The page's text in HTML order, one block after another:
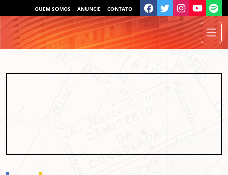
QUEM SOMOS ANUNCIE CONTATO